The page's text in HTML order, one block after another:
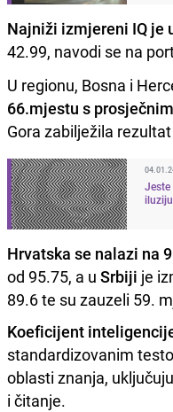
Najniži izmjereni IQ je
42.99, navodi se na
U regionu, Bosna i
66.mjestu s
Gora zabilježila
Hrvatska se nalazi na
od 95.75, a u Srbiji je
89.6 te su zauzeli 59.
Koeficijent
standardizovanim
oblasti znanja,
i čitanje.